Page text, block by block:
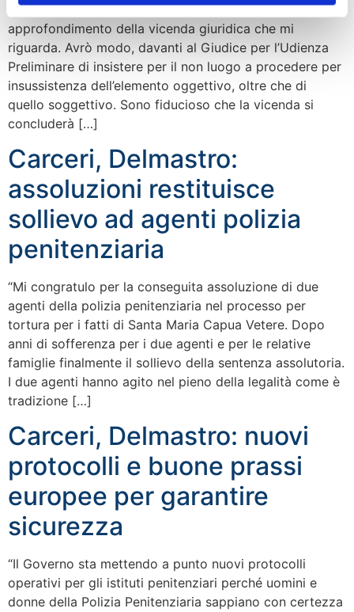
contrariamente alla Procura, ha ritenuto necessario un
approfondimento della vicenda giuridica che mi
riguarda. Avrò modo, davanti al Giudice per l’Udienza
Preliminare di insistere per il non luogo a procedere per
insussistenza dell’elemento oggettivo, oltre che di
quello soggettivo. Sono fiducioso che la vicenda si
concluderà […]
Carceri, Delmastro:
assoluzioni restituisce
sollievo ad agenti polizia
penitenziaria
“Mi congratulo per la conseguita assoluzione di due
agenti della polizia penitenziaria nel processo per
tortura per i fatti di Santa Maria Capua Vetere. Dopo
anni di sofferenza per i due agenti e per le relative
famiglie finalmente il sollievo della sentenza assolutoria.
I due agenti hanno agito nel pieno della legalità come è
tradizione […]
Carceri, Delmastro: nuovi
protocolli e buone prassi
europee per garantire
sicurezza
“Il Governo sta mettendo a punto nuovi protocolli
operativi per gli istituti penitenziari perché uomini e
donne della Polizia Penitenziaria sappiano con certezza